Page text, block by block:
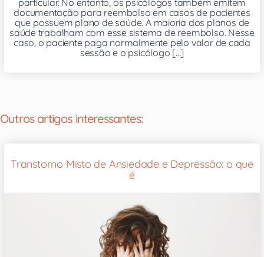
documentação para reembolso em casos de pacientes
que possuem plano de saúde. A maioria dos planos de
saúde trabalham com esse sistema de reembolso. Nesse
caso, o paciente paga normalmente pelo valor de cada
sessão e o psicólogo [...]
Outros artigos interessantes:
Transtorno Misto de Ansiedade e Depressão: o que
é